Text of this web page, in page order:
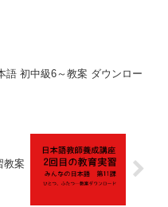
語 初中級6～教案 ダウンロー
教案